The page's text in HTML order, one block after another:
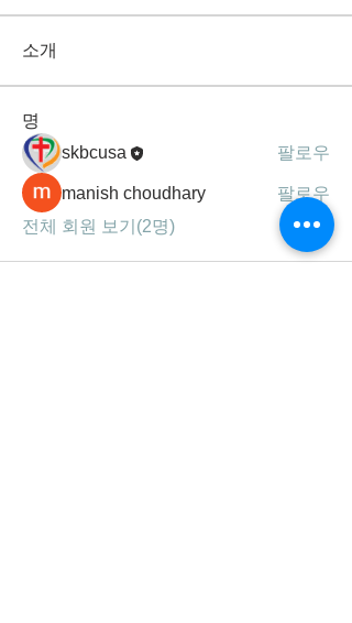
소개
명
skbcusa
팔로우
manish choudhary
팔로우
전체 회원 보기(2명)